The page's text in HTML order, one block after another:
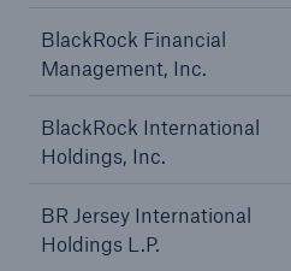
BlackRock Financial
Management, Inc.
BlackRock International
Holdings, Inc.
BR Jersey International
Holdings L.P.